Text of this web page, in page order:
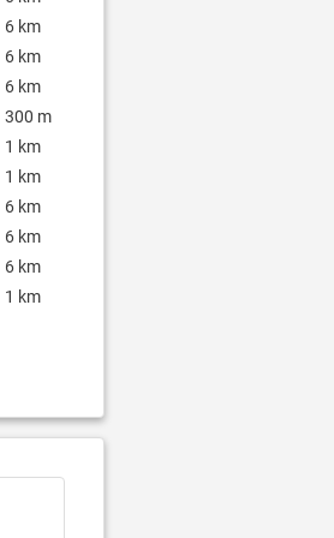
6 km
6 km
6 km
300 m
1 km
1 km
6 km
6 km
6 km
1 km